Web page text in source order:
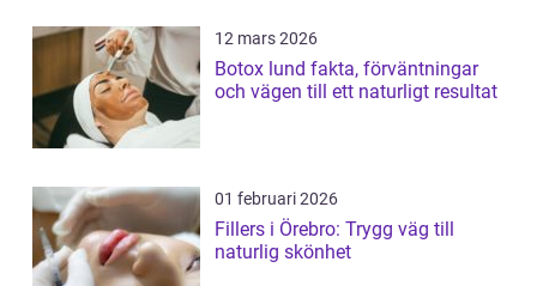
12 mars 2026
Botox lund fakta, förväntningar
och vägen till ett naturligt resultat
01 februari 2026
Fillers i Örebro: Trygg väg till
naturlig skönhet